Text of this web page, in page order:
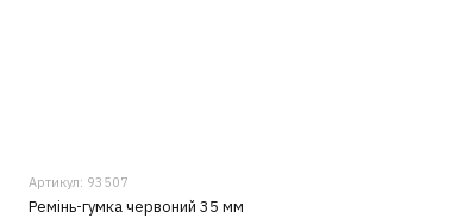
Артикул: 93507
Ремінь-гумка червоний 35 мм